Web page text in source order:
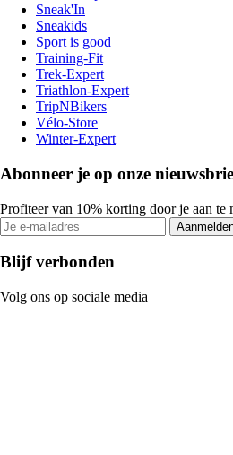
Sneak'In
Sneakids
Sport is good
Training-Fit
Trek-Expert
Triathlon-Expert
TripNBikers
Vélo-Store
Winter-Expert
Abonneer je op onze
Profiteer van 10% korting door je aan te
Blijf verbonden
Volg ons op sociale media